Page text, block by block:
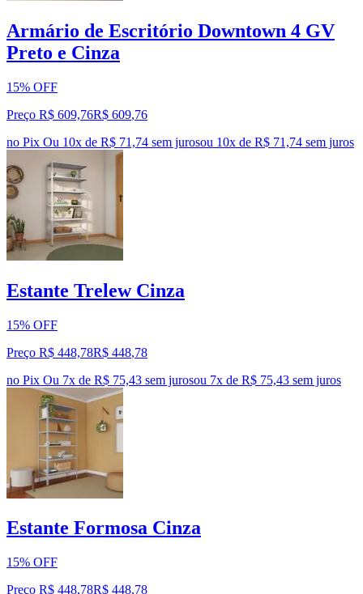
Armário de Escritório Downtown 4 GV
Preto e Cinza
15% OFF
Preço R$ 609,76R$ 609,76
no Pix Ou 10x de R$ 71,74 sem jurosou 10x de R$ 71,74 sem juros
Estante Trelew Cinza
15% OFF
Preço R$ 448,78R$ 448,78
no Pix Ou 7x de R$ 75,43 sem jurosou 7x de R$ 75,43 sem juros
Estante Formosa Cinza
15% OFF
Preço R$ 448,78R$ 448,78